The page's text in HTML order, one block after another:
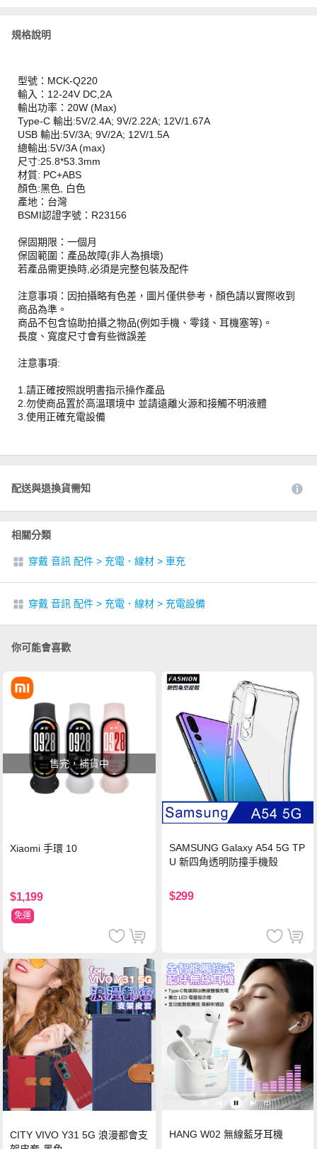
規格說明
型號：MCK-Q220
輸入：12-24V DC,2A
輸出功率：20W (Max)
Type-C 輸出:5V/2.4A; 9V/2.22A; 12V/1.67A
USB 輸出:5V/3A; 9V/2A; 12V/1.5A
總輸出:5V/3A (max)
尺寸:25.8*53.3mm
材質: PC+ABS
顏色:黑色, 白色
產地：台灣
BSMI認證字號：R23156
保固期限：一個月
保固範圍：產品故障(非人為損壞)
若產品需更換時,必須是完整包裝及配件
注意事項：因拍攝略有色差，圖片僅供參考，顏色請以實際收到
商品為準。
商品不包含協助拍攝之物品(例如手機、零錢、耳機塞等)。
長度、寬度尺寸會有些微誤差
注意事項:
1.請正確按照說明書指示操作產品
2.勿使商品置於高溫環境中 並請遠離火源和接觸不明液體
3.使用正確充電設備
配送與退換貨需知
相關分類
穿戴 音訊 配件 > 充電．線材 > 車充
穿戴 音訊 配件 > 充電．線材 > 充電設備
你可能會喜歡
售完，補貨中
Xiaomi 手環 10
$1,199
免運
SAMSUNG Galaxy A54 5G TP
U 新四角透明防撞手機殼
$299
CITY VIVO Y31 5G 浪漫都會支
HANG W02 無線藍牙耳機